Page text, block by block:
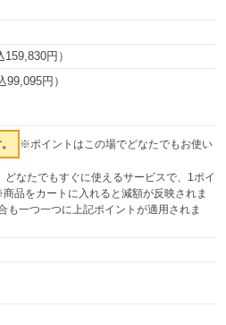
円）
99,095円）
※ポイントはこの場でどなたでもお使い
なたでもすぐに使えるサービスで、1ポイ
品をカートに入れると減額が反映されま
一つ一つに上記ポイントが適用されま